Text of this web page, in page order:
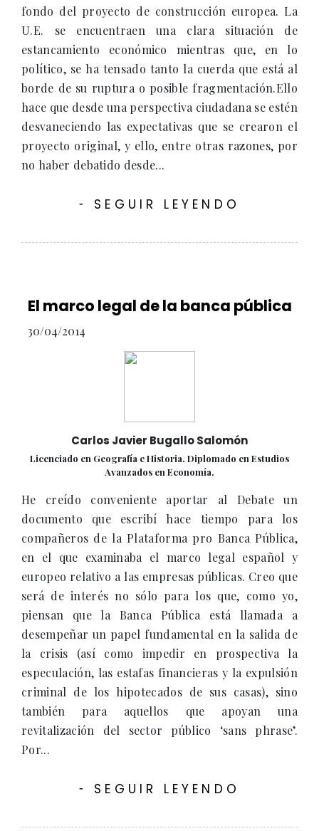
fondo del proyecto de construcción europea. La
U.E. se encuentraen una clara situación de
estancamiento económico mientras que, en lo
político, se ha tensado tanto la cuerda que está al
borde de su ruptura o posible fragmentación.Ello
hace que desde una perspectiva ciudadana se estén
desvaneciendo las expectativas que se crearon el
proyecto original, y ello, entre otras razones, por
no haber debatido desde...
- SEGUIR LEYENDO
El marco legal de la banca pública
30/04/2014
Carlos Javier Bugallo Salomón
Licenciado en Geografía e Historia. Diplomado en Estudios
Avanzados en Economía.
He creído conveniente aportar al Debate un
documento que escribí hace tiempo para los
compañeros de la Plataforma pro Banca Pública,
en el que examinaba el marco legal español y
europeo relativo a las empresas públicas. Creo que
será de interés no sólo para los que, como yo,
piensan que la Banca Pública está llamada a
desempeñar un papel fundamental en la salida de
la crisis (así como impedir en prospectiva la
especulación, las estafas financieras y la expulsión
criminal de los hipotecados de sus casas), sino
también para aquellos que apoyan una
revitalización del sector público ‘sans phrase’.
Por...
- SEGUIR LEYENDO